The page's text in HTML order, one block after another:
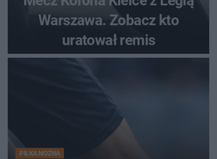
Warszawa. Zobacz kto
uratował remis
PIŁKA NOŻNA